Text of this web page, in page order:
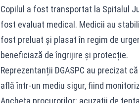
Copilul a fost transportat la Spitalul
fost evaluat medical. Medicii au
fost preluat și plasat în regim de
beneficiază de îngrijire și protecție.
Reprezentanții DGASPC au precizat
află într-un mediu sigur, fiind
Ancheta procurorilor: acuzații de